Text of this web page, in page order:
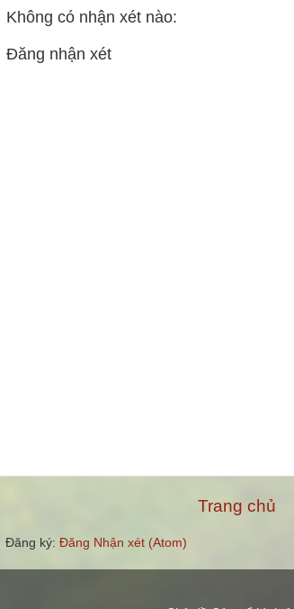
Không có nhận xét nào:
Đăng nhận xét
Trang chủ
Đăng ký: Đăng Nhận xét (Atom)